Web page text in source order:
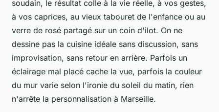
soudain, le résultat colle à la vie réelle, à vos gestes,
à vos caprices, au vieux tabouret de l'enfance ou au
verre de rosé partagé sur un coin d'ilot. On ne
dessine pas la cuisine idéale sans discussion, sans
improvisation, sans retour en arrière. Parfois un
éclairage mal placé cache la vue, parfois la couleur
du mur varie selon l'ironie du soleil du matin, rien
n'arrête la personnalisation à Marseille.